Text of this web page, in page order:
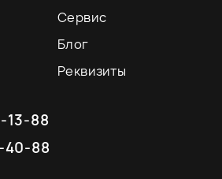
Сервис
Блог
Реквизиты
13-88
40-88